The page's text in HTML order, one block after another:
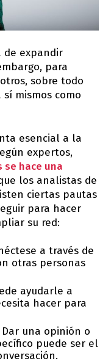
de expandir
para
sobre todo
mismos como
esencial a la
expertos,
se hace una
los analistas de
ciertas pautas
para hacer
su red:
a través de
otras personas
ayudarle a
hacer para
Dar una opinión o
puede ser el